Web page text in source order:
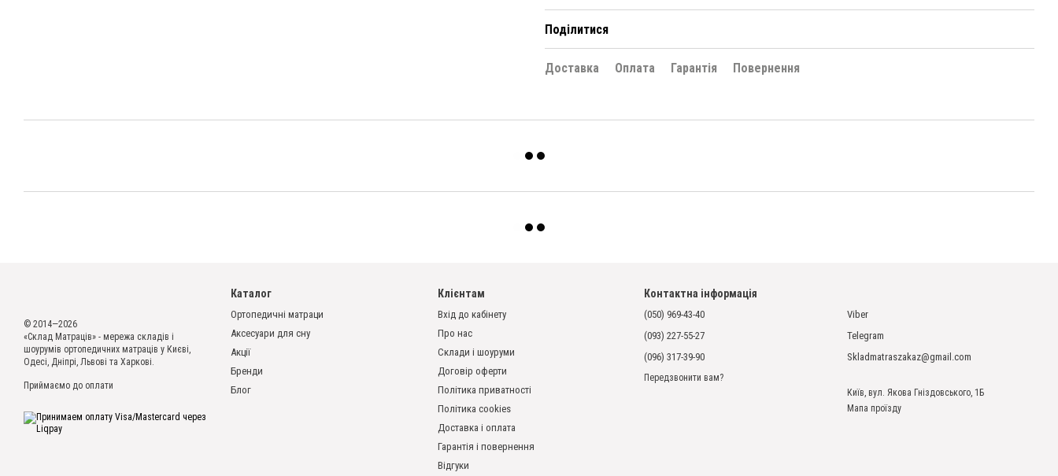
Поділитися
Доставка Оплата Гарантія Повернення
© 2014—2026
«Склад Матраців» - мережа складів і
шоурумів ортопедичних матраців у Києві,
Одесі, Дніпрі, Львові та Харкові.
Приймаємо до оплати
Каталог
Ортопедичні матраци
Аксесуари для сну
Акції
Бренди
Блог
Клієнтам
Вхід до кабінету
Про нас
Склади і шоуруми
Договір оферти
Політика приватності
Політика cookies
Доставка і оплата
Гарантія і повернення
Відгуки
Контактна інформація
(050) 969-43-40
(093) 227-55-27
(096) 317-39-90
Передзвонити вам?
Viber
Telegram
Skladmatraszakaz@gmail.com
Київ, вул. Якова Гніздовського, 1Б
Мапа проїзду